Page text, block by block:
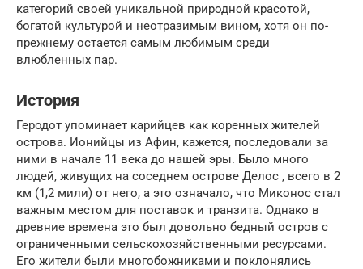
категорий своей уникальной природной красотой,
богатой культурой и неотразимым вином, хотя он по-
прежнему остается самым любимым среди
влюбленных пар.
История
Геродот упоминает карийцев как коренных жителей
острова. Ионийцы из Афин, кажется, последовали за
ними в начале 11 века до нашей эры. Было много
людей, живущих на соседнем острове Делос , всего в 2
км (1,2 мили) от него, а это означало, что Миконос стал
важным местом для поставок и транзита. Однако в
древние времена это был довольно бедный остров с
ограниченными сельскохозяйственными ресурсами.
Его жители были многобожниками и поклонялись